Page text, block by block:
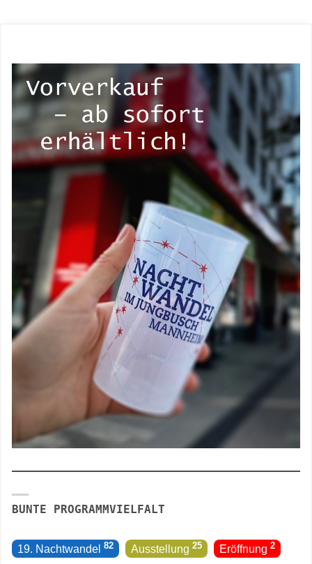
BUNTE PROGRAMMVIELFALT
19. Nachtwandel82 Ausstellung25 Eröffnung2